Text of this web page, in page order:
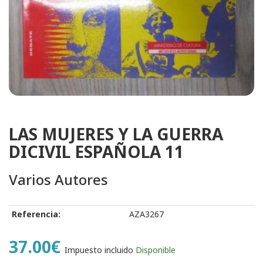
LAS MUJERES Y LA GUERRA
DICIVIL ESPAÑOLA 11
Varios Autores
Referencia: AZA3267
37.00€ Impuesto incluido Disponible